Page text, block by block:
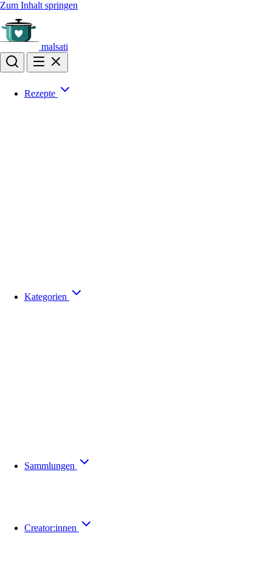
Zum Inhalt springen
malsati
Rezepte
Kategorien
Sammlungen
Creator:innen